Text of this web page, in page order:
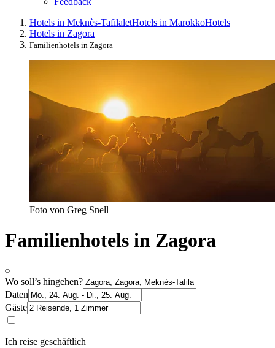
Hotels in Meknès-TafilaletHotels in MarokkoHotels
Hotels in Zagora
Familienhotels in Zagora
Foto von Greg Snell
Familienhotels in Zagora
Wo soll’s hingehen?
Daten
Gäste
Ich reise geschäftlich